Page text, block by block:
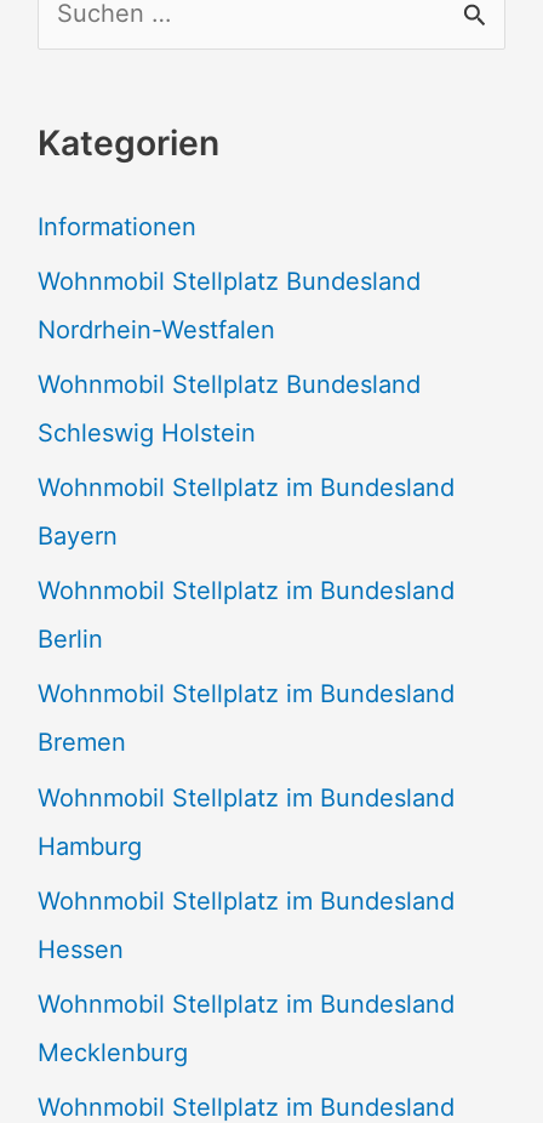
u
h
n
n
a
c
h
:
Kategorien
Informationen
Wohnmobil Stellplatz Bundesland
Nordrhein-Westfalen
Wohnmobil Stellplatz Bundesland
Schleswig Holstein
Wohnmobil Stellplatz im Bundesland
Bayern
Wohnmobil Stellplatz im Bundesland
Berlin
Wohnmobil Stellplatz im Bundesland
Bremen
Wohnmobil Stellplatz im Bundesland
Hamburg
Wohnmobil Stellplatz im Bundesland
Hessen
Wohnmobil Stellplatz im Bundesland
Mecklenburg
Wohnmobil Stellplatz im Bundesland